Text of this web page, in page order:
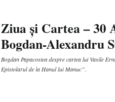
Ziua și Cartea –
Bogdan-Alexandru
Bogdan Papacostea despre cartea lui Vasile
Epistolarul de la Hanul lui Manuc”.